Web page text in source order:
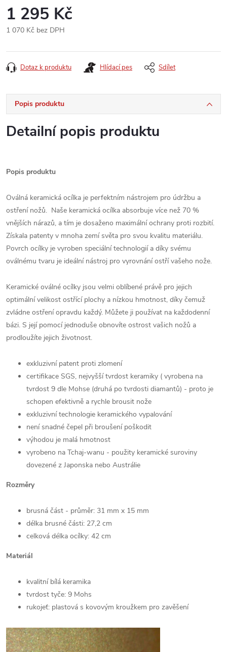
1 295 Kč
1 070 Kč bez DPH
cena:
Dotaz k produktu Hlídací pes Sdílet
Popis produktu
Detailní popis produktu
Popis produktu
Oválná keramická ocílka je perfektním nástrojem pro údržbu a
ostření nožů. Naše keramická ocílka absorbuje více než 70 %
vnějších nárazů, a tím je dosaženo maximální ochrany proti rozbití.
Získala patenty v mnoha zemí světa pro svou kvalitu materiálu.
Povrch ocílky je vyroben speciální technologií a díky svému
oválnému tvaru je ideální nástroj pro vyrovnání ostří vašeho nože.
Keramické oválné ocílky jsou velmi oblíbené právě pro jejich
optimální velikost ostřící plochy a nízkou hmotnost, díky čemuž
zvládne ostření opravdu každý. Můžete ji používat na každodenní
bázi. S její pomocí jednoduše obnovíte ostrost vašich nožů a
prodloužíte jejich životnost.
exkluzivní patent proti zlomení
certifikace SGS, nejvyšší tvrdost keramiky ( vyrobena na
tvrdost 9 dle Mohse (druhá po tvrdosti diamantů) - proto je
schopen efektivně a rychle brousit nože
exkluzivní technologie keramického vypalování
není snadné čepel při broušení poškodit
výhodou je malá hmotnost
vyrobeno na Tchaj-wanu - použity keramické suroviny
dovezené z Japonska nebo Austrálie
Rozměry
brusná část - průměr: 31 mm x 15 mm
délka brusné části: 27,2 cm
celková délka ocílky: 42 cm
Materiál
kvalitní bílá keramika
tvrdost tyče: 9 Mohs
rukojeť: plastová s kovovým kroužkem pro zavěšení